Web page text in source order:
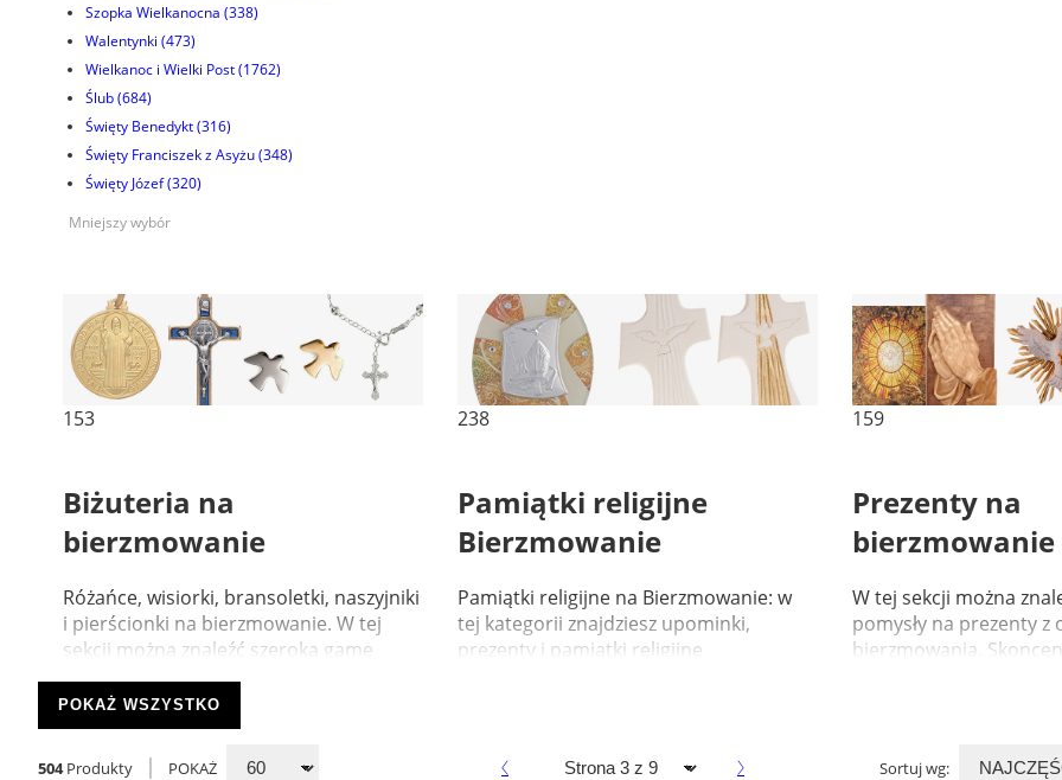
Szopka Wielkanocna (338)
Walentynki (473)
Wielkanoc i Wielki Post(1762)
Ślub(684)
Święty Benedykt(316)
Święty Franciszek z Asyżu(348)
Święty Józef(320)
Mniejszy wybór
153
Biżuteria na
bierzmowanie
Różańce, wisiorki, bransoletki, naszyjniki
i pierścionki na bierzmowanie. W tej
sekcji można znaleźć szeroką gamę
przedmiotów wykonan...
238
Pamiątki religijne
Bierzmowanie
Pamiątki religijne na Bierzmowanie: w
tej kategorii znajdziesz upominki,
prezenty i pamiątki religijne
159
Prezenty na
bierzmowanie
W tej sekcji można
pomysły na prezenty z
bierzmowania.
POKAŻ WSZYSTKO
504 Produkty POKAŻ Sortuj wg: